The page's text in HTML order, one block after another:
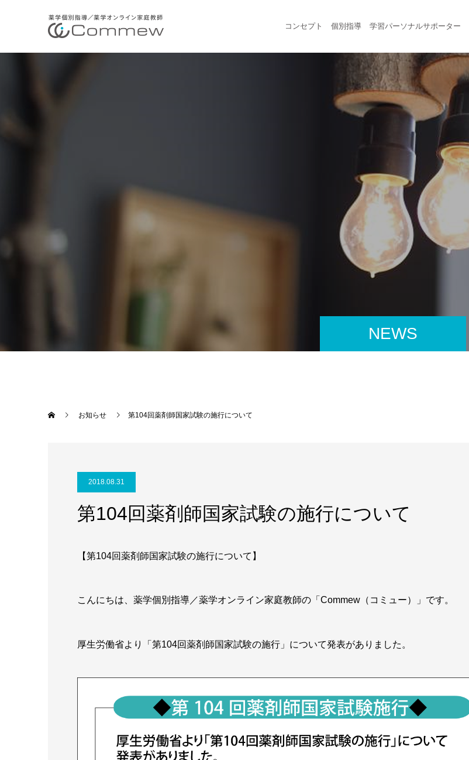
コンセプト 個別指導 学習パーソナルサポーター
NEWS
お知らせ 第104回薬剤師国家試験の施行について
2018.08.31
第104回薬剤師国家試験の施行について
【第104回薬剤師国家試験の施行について】
こんにちは、薬学個別指導／薬学オンライン家庭教師の「Commew（コミュー）」です。
厚生労働省より「第104回薬剤師国家試験の施行」について発表がありました。